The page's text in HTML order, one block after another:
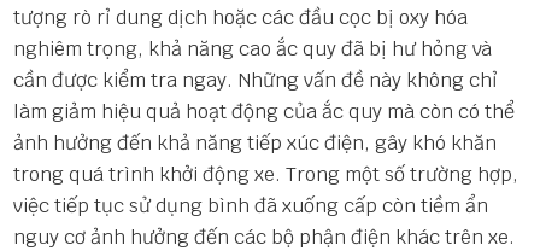
tượng rò rỉ dung dịch hoặc các đầu cọc bị oxy hóa
nghiêm trọng, khả năng cao ắc quy đã bị hư hỏng và
cần được kiểm tra ngay. Những vấn đề này không chỉ
làm giảm hiệu quả hoạt động của ắc quy mà còn có thể
ảnh hưởng đến khả năng tiếp xúc điện, gây khó khăn
trong quá trình khởi động xe. Trong một số trường hợp,
việc tiếp tục sử dụng bình đã xuống cấp còn tiềm ẩn
nguy cơ ảnh hưởng đến các bộ phận điện khác trên xe.